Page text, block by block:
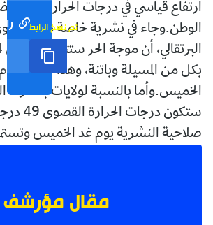
تم نسخ الرابط
ارتفاع قياسي في درجات الحرارة على
الوطن.وجاء في نشرية خاصة من المستوى
بكل من المسيلة وباتنة، وهذا طيلة
الخميس.وأما بالنسبة لولايات بسكرة،
ستكون
صلاحية النشرية يوم غد الخميس
مقال مؤرشف